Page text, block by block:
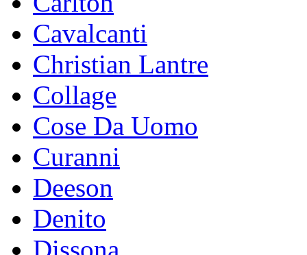
Cavalcanti
Christian Lantre
Collage
Cose Da Uomo
Curanni
Deeson
Denito